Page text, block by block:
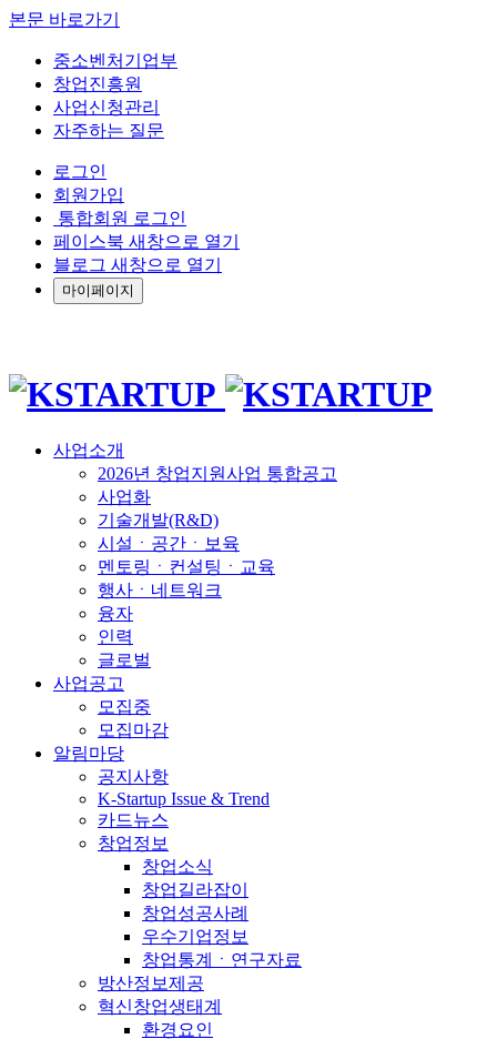
본문 바로가기
중소벤처기업부
창업진흥원
사업신청관리
자주하는 질문
로그인
회원가입
통합회원 로그인
페이스북 새창으로 열기
블로그 새창으로 열기
마이페이지
사업소개
2026년 창업지원사업 통합공고
사업화
기술개발(R&D)
시설ㆍ공간ㆍ보육
멘토링ㆍ컨설팅ㆍ교육
행사ㆍ네트워크
융자
인력
글로벌
사업공고
모집중
모집마감
알림마당
공지사항
K-Startup Issue & Trend
카드뉴스
창업정보
창업소식
창업길라잡이
창업성공사례
우수기업정보
창업통계ㆍ연구자료
방산정보제공
혁신창업생태계
환경요인